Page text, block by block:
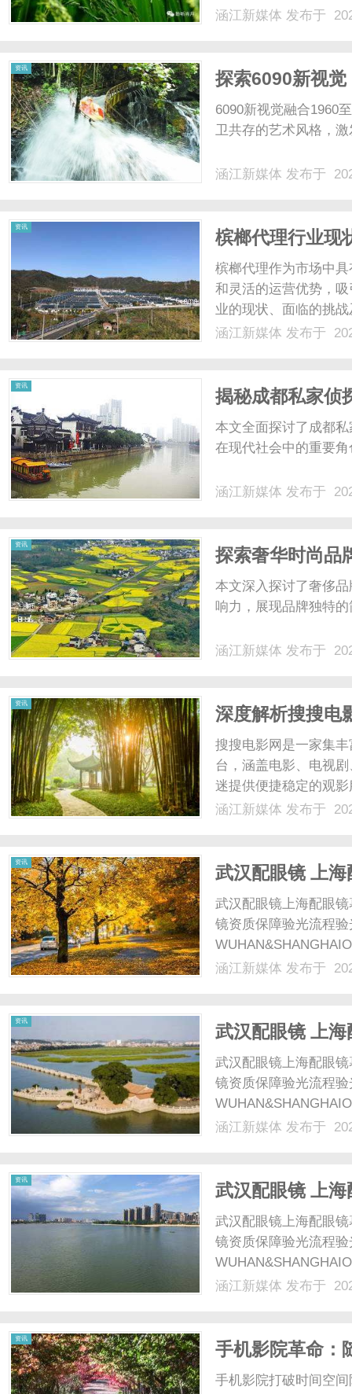
涵江新媒体 发布于
资讯
探索6090新视
6090新视觉融合1960
卫共存的艺术风格，
涵江新媒体 发布于
资讯
槟榔代理行业现
槟榔代理作为市场中
和灵活的运营优势，
业的现状、面临的挑
涵江新媒体 发布于
资讯
揭秘成都私家侦
本文全面探讨了成都
在现代社会中的重要
涵江新媒体 发布于
资讯
探索奢华时尚品
本文深入探讨了奢侈
响力，展现品牌独特
涵江新媒体 发布于
资讯
深度解析搜搜电
搜搜电影网是一家集
台，涵盖电影、电视
迷提供便捷稳定的观
涵江新媒体 发布于
资讯
武汉配眼镜 上海
武汉配眼镜上海配眼
镜资质保障验光流程
配镜的写字楼眼镜店
涵江新媒体 发布于
资讯
武汉配眼镜 上海
武汉配眼镜上海配眼
镜资质保障验光流程
配镜的写字楼眼镜店
涵江新媒体 发布于
资讯
武汉配眼镜 上海
武汉配眼镜上海配眼
镜资质保障验光流程
配镜的写字楼眼镜店
涵江新媒体 发布于
资讯
手机影院革命：
手机影院打破时间空